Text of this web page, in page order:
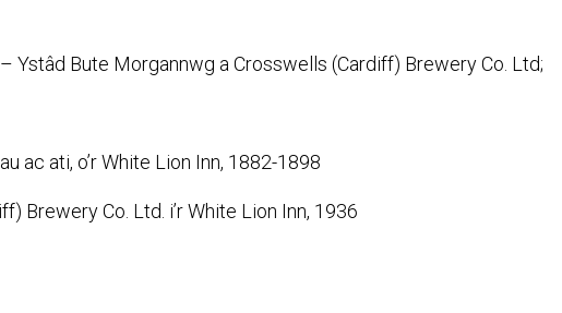
Bute Morgannwg a Crosswells (Cardiff) Brewery Co. Ltd;
ac ati, o’r White Lion Inn, 1882-1898
Brewery Co. Ltd. i’r White Lion Inn, 1936